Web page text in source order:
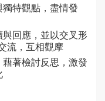
特觀點，盡情發
回應，並以交叉形
流，互相觀摩
著檢討反思，激發